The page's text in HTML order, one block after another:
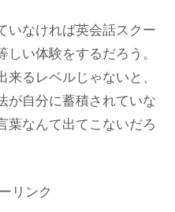
いなければ英会話スクー
い体験をするだろう。
るレベルじゃないと、
が自分に蓄積されていな
葉なんて出てこないだろ
リンク